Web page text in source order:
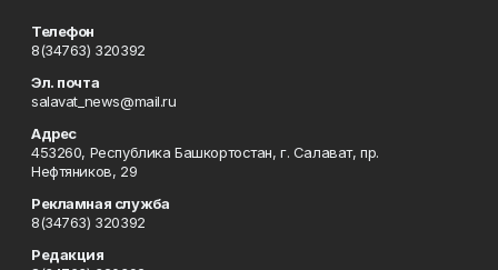
Телефон
8(34763) 320392
Эл. почта
salavat_news@mail.ru
Адрес
453260, Республика Башкортостан, г. Салават, пр.
Нефтяников, 29
Рекламная служба
8(34763) 320392
Редакция